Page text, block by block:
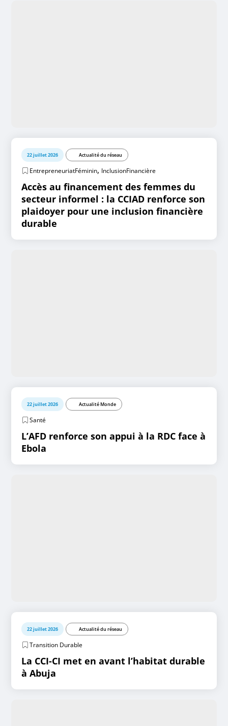
22 juillet 2026 Actualité du réseau
EntrepreneuriatFéminin, InclusionFinancière
Accès au financement des femmes du
secteur informel : la CCIAD renforce son
plaidoyer pour une inclusion financière
durable
22 juillet 2026 Actualité Monde
Santé
L’AFD renforce son appui à la RDC face à
Ebola
22 juillet 2026 Actualité du réseau
Transition Durable
La CCI-CI met en avant l’habitat durable
à Abuja